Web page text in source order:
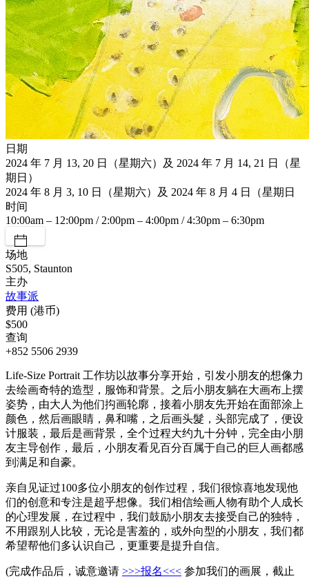
日期
2024 年 7 月 13, 20 日（星期六）及 2024 年 7 月 14, 21 日（星
期日）
2024 年 8 月 3, 10 日（星期六）及 2024 年 8 月 4 日（星期日
时间
10:00am – 12:00pm / 2:00pm – 4:00pm / 4:30pm – 6:30pm
场地
S505, Staunton
主办
故事派
费用 (港币)
$500
查询
+852 5506 2939
Life-Size Portrait 工作坊以故事分享开始，引发小朋友的想像力
去绘画奇特的造型，服饰和背景。之后小朋友躺在大画布上摆
姿势，由大人为他们抅画轮廓，接着小朋友先开始在面部涂上
颜色，然后画眼睛，鼻和嘴，之后画头髮，头部完成了，便设
计服装，最后是画背景，全个过程大约九十分钟，完全由小朋
友主导创作，最后，小朋友看见百分百属于自己的巨人画都感
到满足和自豪。
亲自见证过100多位小朋友的创作过程，我们很惊喜地发现他
们的创意和专注是超乎想像。我们相信绘画人物有助个人成长
的心理发展，在过程中，我们鼓励小朋友去接受自己的独特，
不用跟别人比较，无论是害羞的，或外向型的小朋友，我们都
希望帮他们多认识自己，更重要是提升自信。
(完成作品后，诚意邀请 >>>报名<<< 参加我们的画展，截止